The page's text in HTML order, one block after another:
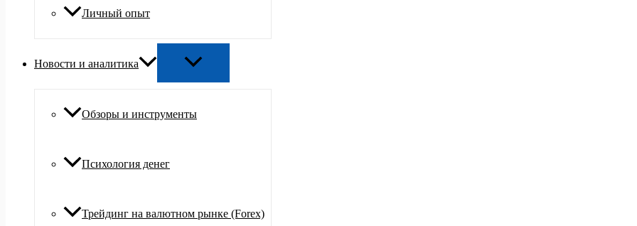
Личный опыт
Новости и аналитика
Обзоры и инструменты
Психология денег
Трейдинг на валютном рынке (Forex)